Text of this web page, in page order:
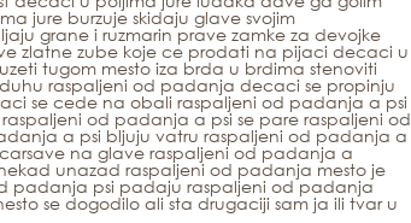
jure burzuje skidaju glave svojim
grane i ruzmarin prave zamke za devojke
zlatne zube koje ce prodati na pijaci decaci u
tugom mesto iza brda u brdima stenoviti
raspaljeni od padanja decaci se propinju
se cede na obali raspaljeni od padanja a psi
od padanja a psi se pare raspaljeni od
a psi bljuju vatru raspaljeni od padanja a
na glave raspaljeni od padanja a
unazad raspaljeni od padanja mesto je
padanja psi padaju raspaljeni od padanja
se dogodilo ali sta drugaciji sam ja ili tvar u